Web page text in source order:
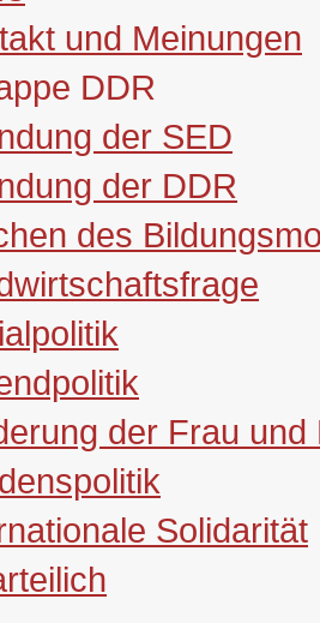
und Meinungen
DDR
der SED
der DDR
des
der Frau und
Solidarität